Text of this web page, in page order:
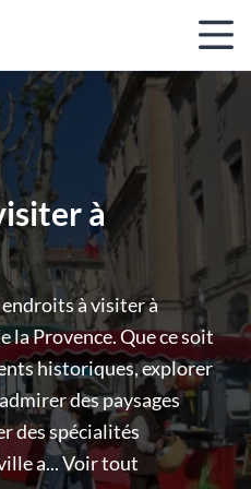
à
à visiter à
la Provence. Que ce soit
historiques, explorer
des paysages
des spécialités
a...Voir tout